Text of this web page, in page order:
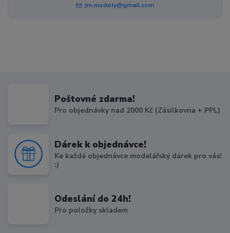
jm.modely@gmail.com
Poštovné zdarma!
Pro objednávky nad 2000 Kč (Zásilkovna + PPL)
Dárek k objednávce!
Ke každé objednávce modelářský dárek pro vás!
:)
Odeslání do 24h!
Pro položky skladem